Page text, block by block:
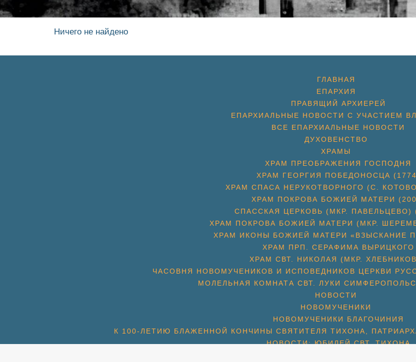
Ничего не найдено
ГЛАВНАЯ
ЕПАРХИЯ
ПРАВЯЩИЙ АРХИЕРЕЙ
ЕПАРХИАЛЬНЫЕ НОВОСТИ С УЧАСТИЕМ
ВСЕ ЕПАРХИАЛЬНЫЕ НОВОСТИ
ДУХОВЕНСТВО
ХРАМЫ
ХРАМ ПРЕОБРАЖЕНИЯ ГОСПОДНЯ
ХРАМ ГЕОРГИЯ ПОБЕДОНОСЦА
ХРАМ СПАСА НЕРУКОТВОРНОГО (С.
ХРАМ ПОКРОВА БОЖИЕЙ МАТЕРИ
СПАССКАЯ ЦЕРКОВЬ (МКР. ПАВЕЛЬЦЕВО)
ХРАМ ПОКРОВА БОЖИЕЙ МАТЕРИ (МКР.
ХРАМ ИКОНЫ БОЖИЕЙ МАТЕРИ «ВЗЫСКАНИЕ
ХРАМ ПРП. СЕРАФИМА ВЫРИЦКОГО
ХРАМ СВТ. НИКОЛАЯ (МКР.
ЧАСОВНЯ НОВОМУЧЕНИКОВ И ИСПОВЕДНИКОВ ЦЕРКВИ
МОЛЕЛЬНАЯ КОМНАТА СВТ. ЛУКИ
НОВОСТИ
НОВОМУЧЕНИКИ
НОВОМУЧЕНИКИ БЛАГОЧИНИЯ
К 100-ЛЕТИЮ БЛАЖЕННОЙ КОНЧИНЫ СВЯТИТЕЛЯ ТИХОНА,
НОВОСТИ: ЮБИЛЕЙ СВТ. ТИХОНА